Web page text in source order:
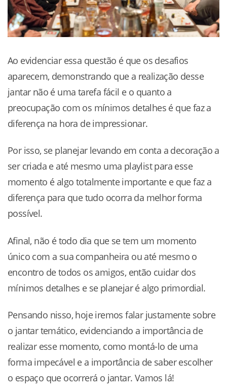
Ao evidenciar essa questão é que os desafios
aparecem, demonstrando que a realização desse
jantar não é uma tarefa fácil e o quanto a
preocupação com os mínimos detalhes é que faz a
diferença na hora de impressionar.
Por isso, se planejar levando em conta a decoração a
ser criada e até mesmo uma playlist para esse
momento é algo totalmente importante e que faz a
diferença para que tudo ocorra da melhor forma
possível.
Afinal, não é todo dia que se tem um momento
único com a sua companheira ou até mesmo o
encontro de todos os amigos, então cuidar dos
mínimos detalhes e se planejar é algo primordial.
Pensando nisso, hoje iremos falar justamente sobre
o jantar temático, evidenciando a importância de
realizar esse momento, como montá-lo de uma
forma impecável e a importância de saber escolher
o espaço que ocorrerá o jantar. Vamos lá!